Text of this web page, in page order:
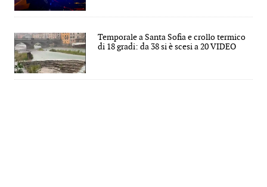
Temporale a Santa Sofia e crollo termico
di 18 gradi: da 38 si è scesi a 20 VIDEO